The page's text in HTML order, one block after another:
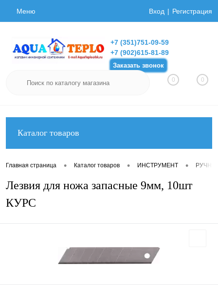
Меню Вход Регистрация
+7 (351)751-09-59
+7 (902)615-81-89
Заказать звонок
0 0
Каталог товаров
Главная страница • Каталог товаров • ИНСТРУМЕНТ •
Лезвия для ножа запасные 9мм, 10шт
КУРС